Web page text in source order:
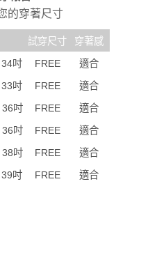
的穿著尺寸
試穿尺寸
穿著感
吋 FREE
適合
吋 FREE
適合
吋 FREE
適合
吋 FREE
適合
吋 FREE
適合
吋 FREE 適合